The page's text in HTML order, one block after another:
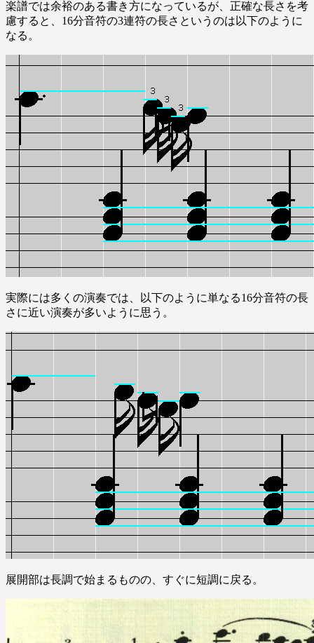
楽譜では余裕のある書き方になっているが、正確な長さを考
慮すると、16分音符の3連符の長さというのは以下のように
なる。
実際には多くの演奏では、以下のように単なる16分音符の長
さに近い演奏が多いように思う。
展開部は長調で始まるものの、すぐに短調に戻る。